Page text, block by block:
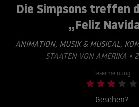
Die Simpsons treffen
„Feliz
ANIMATION, MUSIK & MUSICAL,
STAATEN VON AMERIKA •
Lesermeinung
Gesehen?